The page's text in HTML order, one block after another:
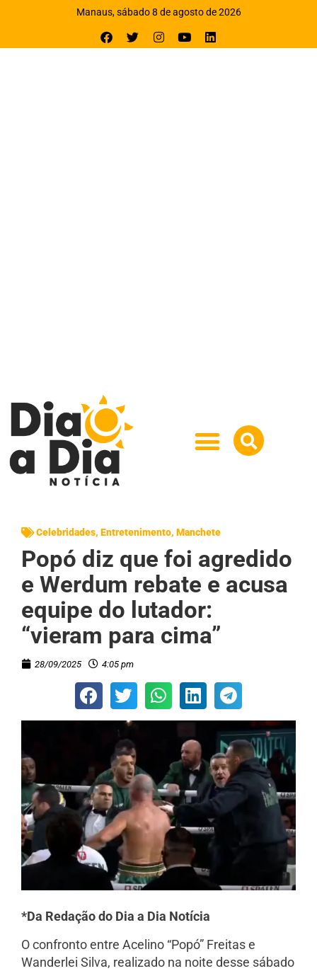
Manaus, sábado 8 de agosto de 2026
Celebridades, Entretenimento, Manchete
Popó diz que foi agredido
e Werdum rebate e acusa
equipe do lutador:
“vieram para cima”
28/09/2025 4:05 pm
*Da Redação do Dia a Dia Notícia
O confronto entre Acelino “Popó” Freitas e
Wanderlei Silva, realizado na noite desse sábado